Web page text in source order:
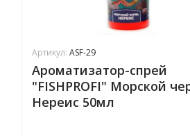
Артикул: ASF-29
Ароматизатор-спрей
"FISHPROFI" Морской
Нереис 50мл